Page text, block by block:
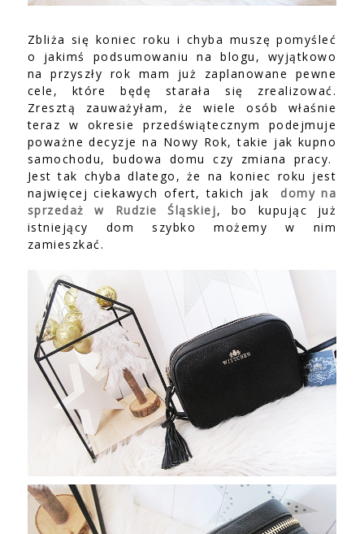
Zbliża się koniec roku i chyba muszę pomyśleć
o jakimś podsumowaniu na blogu, wyjątkowo
na przyszły rok mam już zaplanowane pewne
cele, które będę starała się zrealizować.
Zresztą zauważyłam, że wiele osób właśnie
teraz w okresie przedświątecznym podejmuje
poważne decyzje na Nowy Rok, takie jak kupno
samochodu, budowa domu czy zmiana pracy.
Jest tak chyba dlatego, że na koniec roku jest
najwięcej ciekawych ofert, takich jak domy na
sprzedaż w Rudzie Śląskiej, bo kupując już
istniejący dom szybko możemy w nim
zamieszkać.